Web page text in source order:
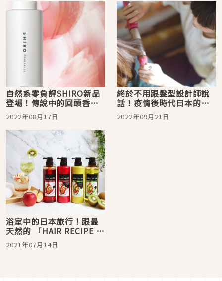
自然系零負評SHIRO新品
登場！傳說中的回頭香
「牡丹護髮乳」輕鬆自帶
天使光
2022年08月17日
終於不用跟髮型設計師說
話！疫情後時代日本的
「無對話剪髮」熱門現象
2022年09月21日
浴室中的日本旅行！跟最
天然的 「HAIR RECIPE 髮
的料理」一起打造極致療
癒的美好儀式
2021年07月14日